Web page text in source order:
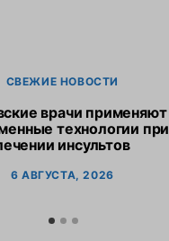
СВЕЖИЕ НОВОСТИ
врачи применяют
технологии при
инсультов
6 АВГУСТА, 2026